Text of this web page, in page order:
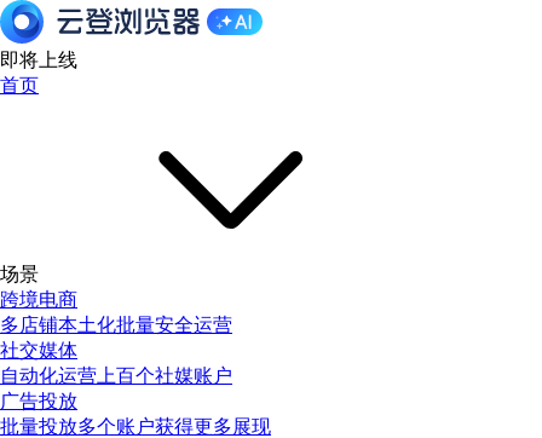
即将上线
首页
场景
跨境电商
多店铺本土化批量安全运营
社交媒体
自动化运营上百个社媒账户
广告投放
批量投放多个账户获得更多展现